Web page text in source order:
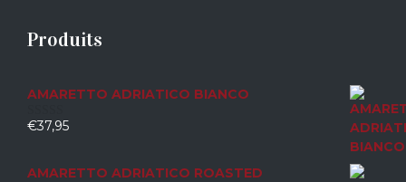
Produits
AMARETTO ADRIATICO BIANCO
0
€37,95
AMARETTO ADRIATICO ROASTED